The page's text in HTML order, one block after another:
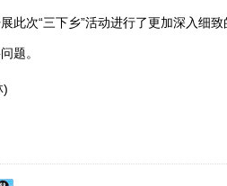
此次“三下乡”活动进行了更加深入细
题。
)